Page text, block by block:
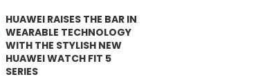
HUAWEI RAISES THE BAR IN
WEARABLE TECHNOLOGY
WITH THE STYLISH NEW
HUAWEI WATCH FIT 5
SERIES